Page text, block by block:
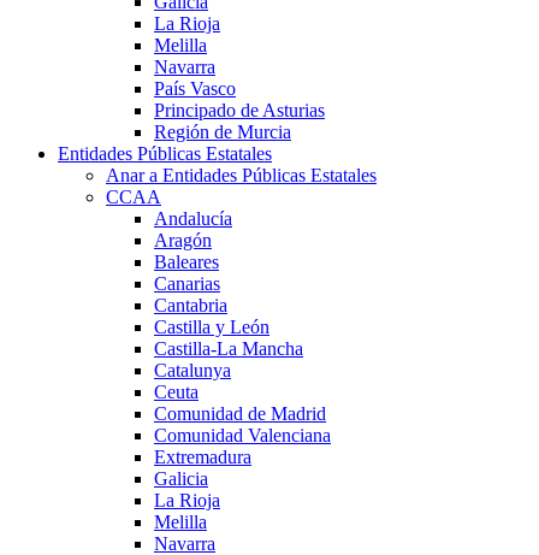
La Rioja
Melilla
Navarra
País Vasco
Principado de Asturias
Región de Murcia
Entidades Públicas Estatales
Anar a Entidades Públicas Estatales
CCAA
Andalucía
Aragón
Baleares
Canarias
Cantabria
Castilla y León
Castilla-La Mancha
Catalunya
Ceuta
Comunidad de Madrid
Comunidad Valenciana
Extremadura
Galicia
La Rioja
Melilla
Navarra